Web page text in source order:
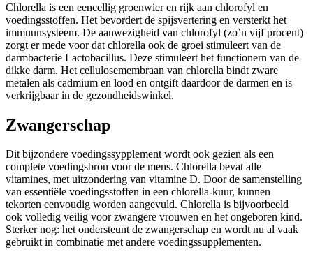
Chlorella is een eencellig groenwier en rijk aan chlorofyl en
voedingsstoffen. Het bevordert de spijsvertering en versterkt het
immuunsysteem. De aanwezigheid van chlorofyl (zo’n vijf procent)
zorgt er mede voor dat chlorella ook de groei stimuleert van de
darmbacterie Lactobacillus. Deze stimuleert het functionern van de
dikke darm. Het cellulosemembraan van chlorella bindt zware
metalen als cadmium en lood en ontgift daardoor de darmen en is
verkrijgbaar in de gezondheidswinkel.
Zwangerschap
Dit bijzondere voedingssypplement wordt ook gezien als een
complete voedingsbron voor de mens. Chlorella bevat alle
vitamines, met uitzondering van vitamine D. Door de samenstelling
van essentiële voedingsstoffen in een chlorella-kuur, kunnen
tekorten eenvoudig worden aangevuld. Chlorella is bijvoorbeeld
ook volledig veilig voor zwangere vrouwen en het ongeboren kind.
Sterker nog: het ondersteunt de zwangerschap en wordt nu al vaak
gebruikt in combinatie met andere voedingssupplementen.